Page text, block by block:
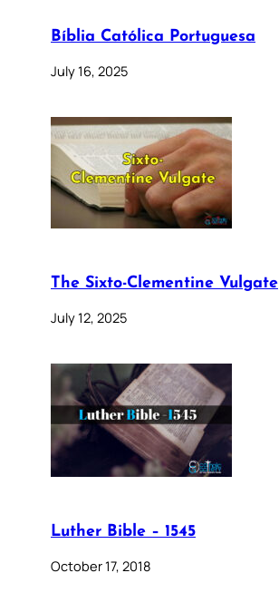
Bíblia Católica Portuguesa
July 16, 2025
The Sixto-Clementine Vulgate
July 12, 2025
Luther Bible – 1545
October 17, 2018